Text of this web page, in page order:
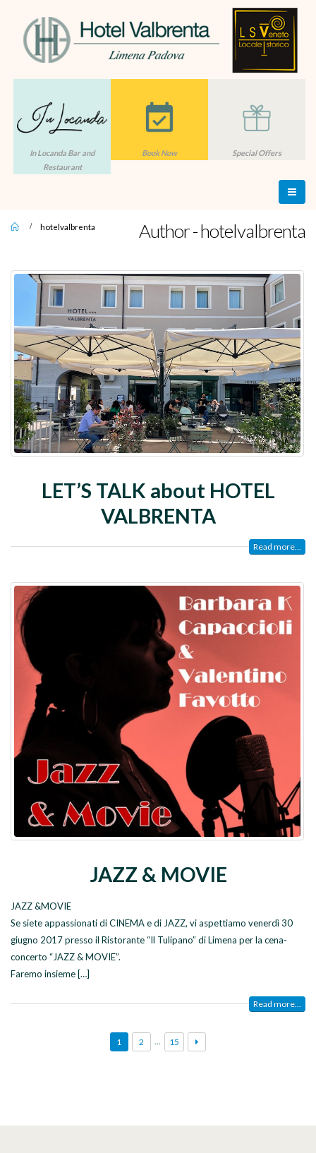
Special Offers
Book Now
In Locanda Bar and
Restaurant
Author - hotelvalbrenta
hotelvalbrenta
LET’S TALK about HOTEL
VALBRENTA
Read more...
JAZZ & MOVIE
JAZZ &MOVIE
Se siete appassionati di CINEMA e di JAZZ, vi aspettiamo venerdì 30
giugno 2017 presso il Ristorante “Il Tulipano” di Limena per la cena-
concerto “JAZZ & MOVIE”.
Faremo insieme […]
Read more...
1 2 … 15